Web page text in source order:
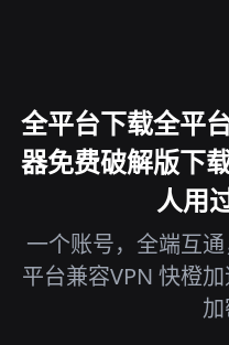
全平台下载全平
器免费破解版下
人用
一个账号，全端互
平台兼容VPN 快橙